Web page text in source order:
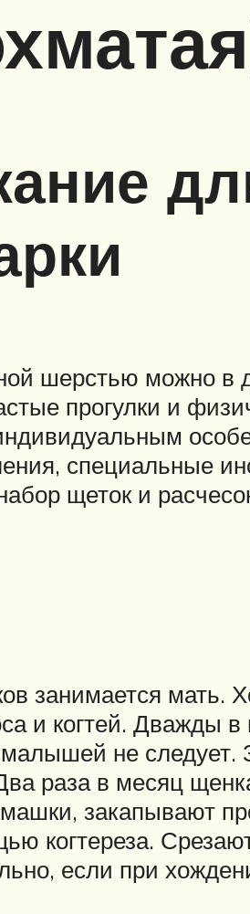
шерстью можно в
прогулки и
специальные
щеток и
занимается мать.
и когтей.
не
раза в месяц
закапывают
когтереза.
если при